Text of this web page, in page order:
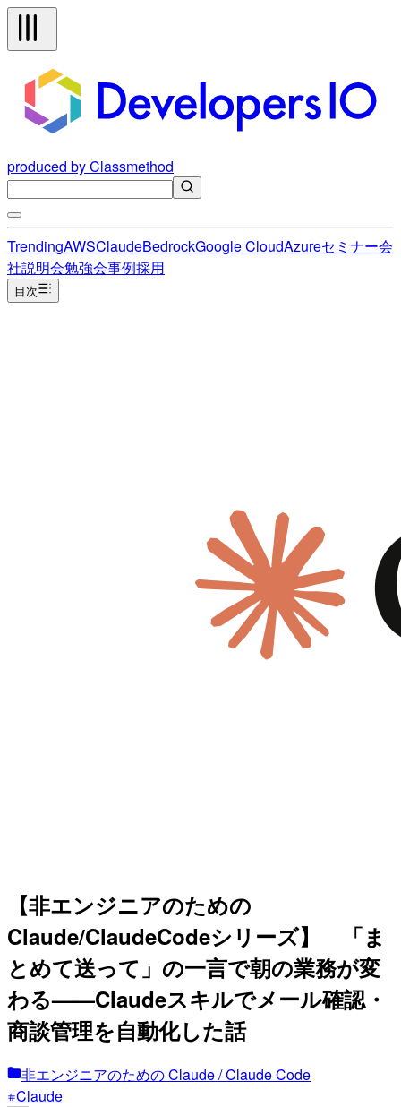
produced by Classmethod
TrendingAWSClaudeBedrockGoogle CloudAzureセミナー会
社説明会勉強会事例採用
目次
【非エンジニアのための
Claude/ClaudeCodeシリーズ】 「ま
とめて送って」の一言で朝の業務が変
わる——Claudeスキルでメール確認・
商談管理を自動化した話
非エンジニアのための Claude / Claude Code
Claude